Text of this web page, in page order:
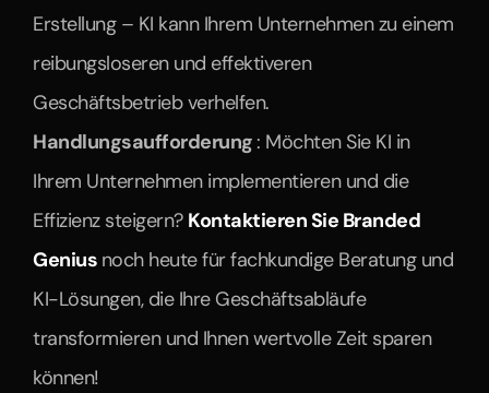
Erstellung – KI kann Ihrem Unternehmen zu einem
reibungsloseren und effektiveren
Geschäftsbetrieb verhelfen.
Handlungsaufforderung : Möchten Sie KI in
Ihrem Unternehmen implementieren und die
Effizienz steigern? Kontaktieren Sie Branded
Genius noch heute für fachkundige Beratung und
KI-Lösungen, die Ihre Geschäftsabläufe
transformieren und Ihnen wertvolle Zeit sparen
können!